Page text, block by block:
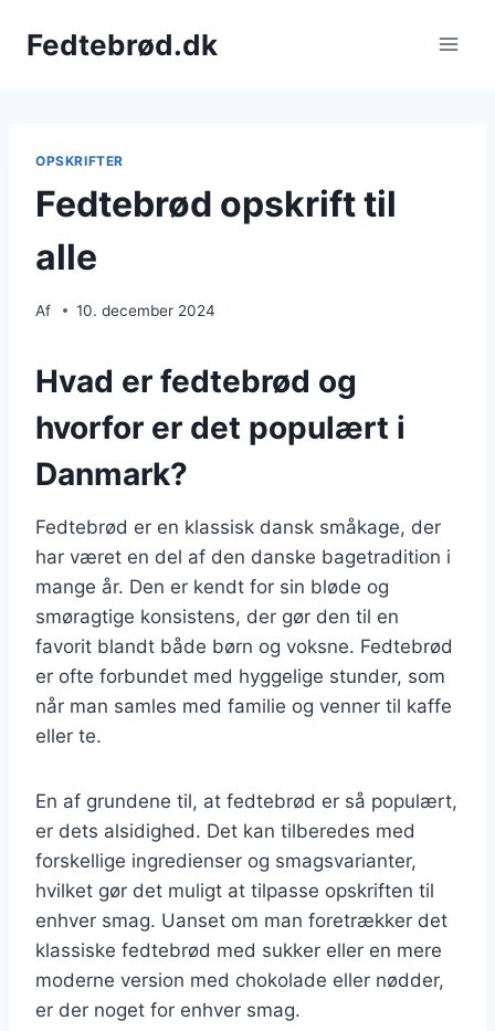
Fedtebrød.dk
OPSKRIFTER
Fedtebrød opskrift til
alle
Af 10. december 2024
Hvad er fedtebrød og
hvorfor er det populært i
Danmark?
Fedtebrød er en klassisk dansk småkage, der
har været en del af den danske bagetradition i
mange år. Den er kendt for sin bløde og
smøragtige konsistens, der gør den til en
favorit blandt både børn og voksne. Fedtebrød
er ofte forbundet med hyggelige stunder, som
når man samles med familie og venner til kaffe
eller te.
En af grundene til, at fedtebrød er så populært,
er dets alsidighed. Det kan tilberedes med
forskellige ingredienser og smagsvarianter,
hvilket gør det muligt at tilpasse opskriften til
enhver smag. Uanset om man foretrækker det
klassiske fedtebrød med sukker eller en mere
moderne version med chokolade eller nødder,
er der noget for enhver smag.